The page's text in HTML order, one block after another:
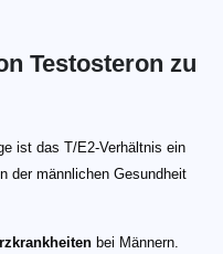
Testosteron zu
ist das T/E2-Verhältnis ein
der männlichen Gesundheit
bei Männern.